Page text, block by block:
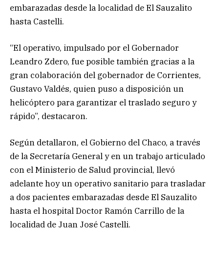
embarazadas desde la localidad de El Sauzalito
hasta Castelli.
“El operativo, impulsado por el Gobernador
Leandro Zdero, fue posible también gracias a la
gran colaboración del gobernador de Corrientes,
Gustavo Valdés, quien puso a disposición un
helicóptero para garantizar el traslado seguro y
rápido”, destacaron.
Según detallaron, el Gobierno del Chaco, a través
de la Secretaría General y en un trabajo articulado
con el Ministerio de Salud provincial, llevó
adelante hoy un operativo sanitario para trasladar
a dos pacientes embarazadas desde El Sauzalito
hasta el hospital Doctor Ramón Carrillo de la
localidad de Juan José Castelli.